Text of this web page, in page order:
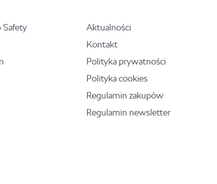
Safety
Aktualności
Kontakt
Polityka prywatności
Polityka cookies
Regulamin zakupów
Regulamin newsletter